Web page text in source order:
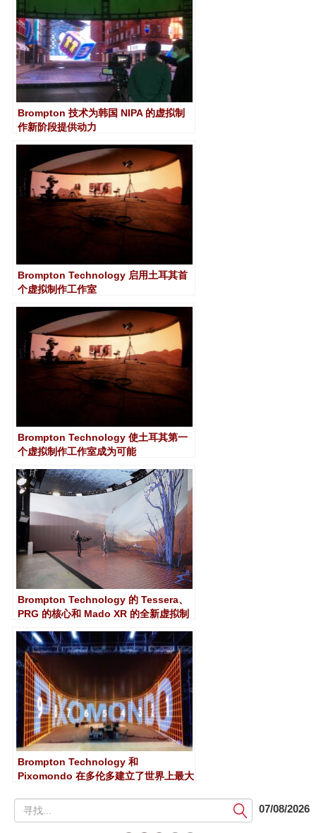
Brompton 技术为韩国 NIPA 的虚拟制
作新阶段提供动力
Brompton Technology 启用土耳其首
个虚拟制作工作室
Brompton Technology 使土耳其第一
个虚拟制作工作室成为可能
Brompton Technology 的 Tessera、
PRG 的核心和 Mado XR 的全新虚拟制
Brompton Technology 和
Pixomondo 在多伦多建立了世界上最大
提
交
07/08/2026